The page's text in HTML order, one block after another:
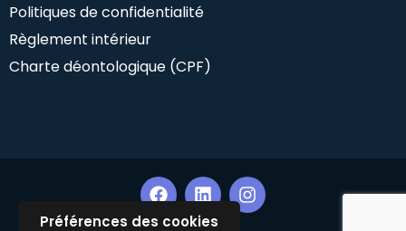
Préférences des cookies
Politiques de confidentialité
Règlement intérieur
Charte déontologique (CPF)